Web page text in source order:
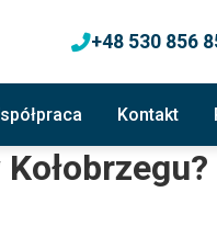
+48 530 856
Kontakt
Kołobrzegu?